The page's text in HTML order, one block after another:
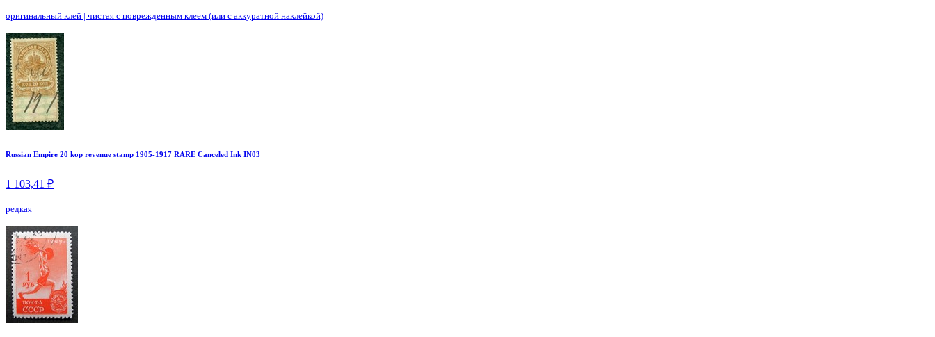
оригинальный клей | чистая с поврежденным клеем (или с аккуратной наклейкой)
Russian Empire 20 kop revenue stamp 1905-1917 RARE Canceled Ink IN03
1 103,41 ₽
редкая